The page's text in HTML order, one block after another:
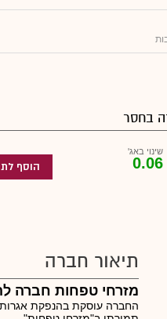
בחסר
שינוי באג'
0.06 הוסף
תיאור חברה
מזרחי טפחות חברה
החברה עוסקת בהנפקת